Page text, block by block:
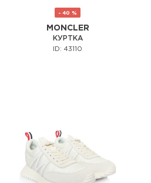
- 40 %
MONCLER
КУРТКА
ID: 43110